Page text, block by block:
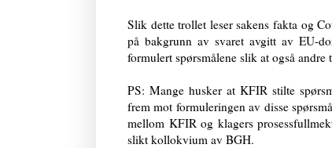
Slik dette trollet leser sakens fakta og
på bakgrunn av svaret avgitt av EU-
formulert spørsmålene slik at også andre
PS: Mange husker at KFIR stilte
frem mot formuleringen av disse
mellom KFIR og klagers
slikt kollokvium av BGH.